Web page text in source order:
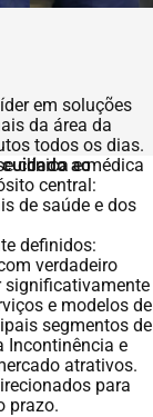
em soluções
da área da
todos os dias.
ao
clínica e médica
central:
de saúde e dos
definidos:
verdadeiro
significativamente
e modelos de
segmentos de
Incontinência e
atrativos.
para
prazo.